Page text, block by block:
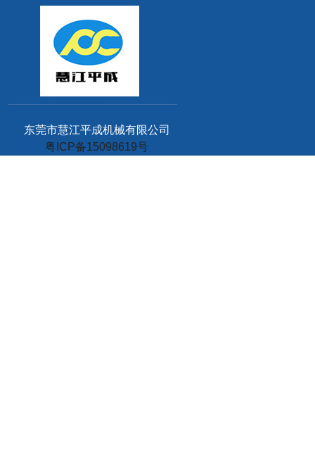
东莞市慧江平成机械有限公司
粤ICP备15098619号